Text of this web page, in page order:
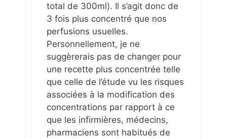
total de 300ml). Il s’agit donc de
3 fois plus concentré que nos
perfusions usuelles.
Personnellement, je ne
suggèrerais pas de changer pour
une recette plus concentrée telle
que celle de l’étude vu les risques
associées à la modification des
concentrations par rapport à ce
que les infirmières, médecins,
pharmaciens sont habitués de